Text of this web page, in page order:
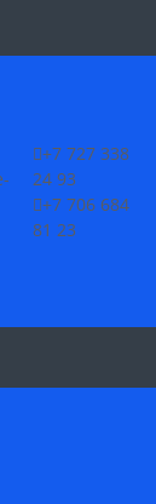
+7 727 338
24 93
+7 706 684
81 23